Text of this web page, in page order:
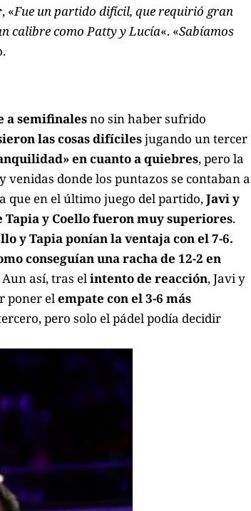
, «Fue un partido difícil, que requirió gran
calibre como Patty y Lucía«. «Sabíamos
a semifinalesno sin haber sufrido
las cosas difícilesjugando un tercer
en cuanto a quiebres, pero la
venidas donde los puntazos se contaban a
que en el último juego del partido,Javi y
y Coello fueron muy superiores.
y Tapia ponían la ventaja con el 7-6.
conseguían una racha de 12-2 en
Aun así, tras elintento de reacción, Javi y
poner elempate con el 3-6 más
pero solo el pádel podía decidir